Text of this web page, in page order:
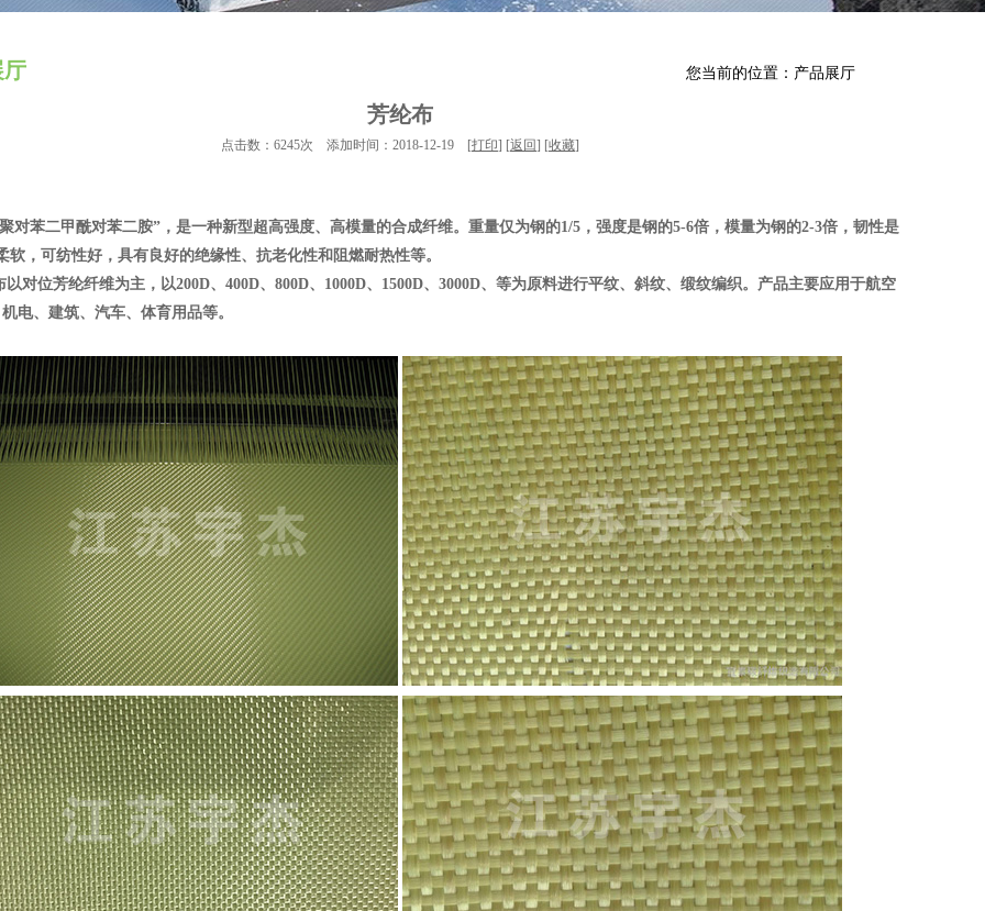
厅 您当前的位置：产品展厅
芳纶布
点击数：6245次 添加时间：2018-12-19 [打印] [返回] [收藏]
苯二甲酰对苯二胺”，是一种新型超高强度、高模量的合成纤维。重量仅为钢的1/5，强度是钢的5-6倍，模量为钢的2-3倍，韧性是
软，可纺性好，具有良好的绝缘性、抗老化性和阻燃耐热性等。
位芳纶纤维为主，以200D、400D、800D、1000D、1500D、3000D、等为原料进行平纹、斜纹、缎纹编织。产品主要应用于航空
电、建筑、汽车、体育用品等。